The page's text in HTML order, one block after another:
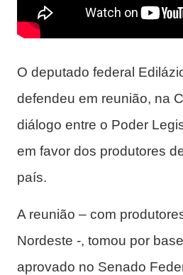
O deputado federal
defendeu em reunião, na
diálogo entre o Poder
em favor dos produtores
país.
A reunião – com
Nordeste -, tomou por
aprovado no Senado